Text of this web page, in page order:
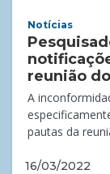
Notícias
reunião
A
pautas da
16/03/2022